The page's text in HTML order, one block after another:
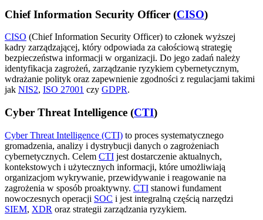
Chief Information Security Officer (CISO)
CISO (Chief Information Security Officer) to członek wyższej
kadry zarządzającej, który odpowiada za całościową strategię
bezpieczeństwa informacji w organizacji. Do jego zadań należy
identyfikacja zagrożeń, zarządzanie ryzykiem cybernetycznym,
wdrażanie polityk oraz zapewnienie zgodności z regulacjami takimi
jak NIS2, ISO 27001 czy GDPR.
Cyber Threat Intelligence (CTI)
Cyber Threat Intelligence (CTI) to proces systematycznego
gromadzenia, analizy i dystrybucji danych o zagrożeniach
cybernetycznych. Celem CTI jest dostarczenie aktualnych,
kontekstowych i użytecznych informacji, które umożliwiają
organizacjom wykrywanie, przewidywanie i reagowanie na
zagrożenia w sposób proaktywny. CTI stanowi fundament
nowoczesnych operacji SOC i jest integralną częścią narzędzi
SIEM, XDR oraz strategii zarządzania ryzykiem.